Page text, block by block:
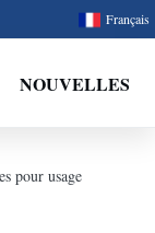
Français
NOUVELLES
pour usage